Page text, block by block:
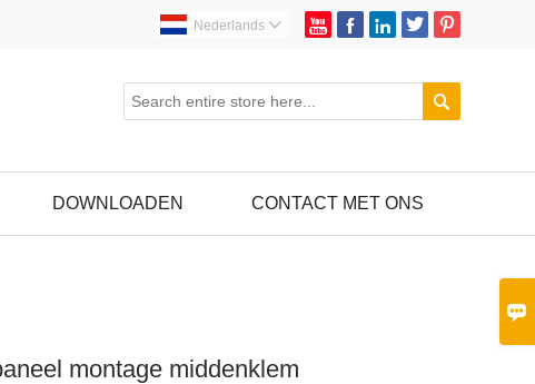

    
Nederlands 

DOWNLOADEN CONTACT MET ONS
montage middenklem